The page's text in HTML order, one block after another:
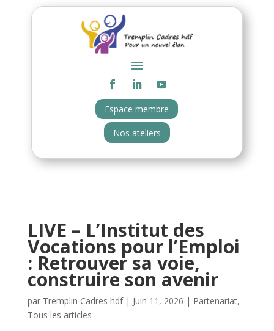
Espace membre
Nos ateliers
LIVE – L’Institut des
Vocations pour l’Emploi
: Retrouver sa voie,
construire son avenir
par Tremplin Cadres hdf| Juin 11, 2026 | Partenariat,
Tous les articles